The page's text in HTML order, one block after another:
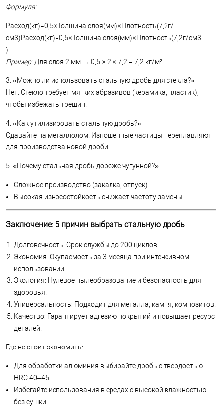
Формула:
Расход(кг)=0,5×Толщина слоя(мм)×Плотность(7,2г/
см3)Расход(кг)=0,5×Толщина слоя(мм)×Плотность(7,2г/см3
)
Пример:Для слоя 2 мм → 0,5 × 2 × 7,2 = 7,2 кг/м².
3. «Можно ли использовать стальную дробь для стекла?»
Нет. Стекло требует мягких абразивов (керамика, пластик),
чтобы избежать трещин.
4. «Как утилизировать стальную дробь?»
Сдавайте на металлолом. Изношенные частицы переплавляют
для производства новой дроби.
5. «Почему стальная дробь дороже чугунной?»
Сложное производство (закалка, отпуск).
Высокая износостойкость снижает частоту замены.
Заключение: 5 причин выбрать стальную дробь
Долговечность: Срок службы до 200 циклов.
Экономия: Окупаемость за 3 месяца при интенсивном
использовании.
Экология: Нулевое пылеобразование и безопасность для
здоровья.
Универсальность: Подходит для металла, камня, композитов.
Качество: Гарантирует адгезию покрытий и повышает ресурс
деталей.
Где не стоит экономить:
Для обработки алюминия выбирайте дробь с твердостью
HRC 40–45.
Избегайте использования в средах с высокой влажностью
без сушки.